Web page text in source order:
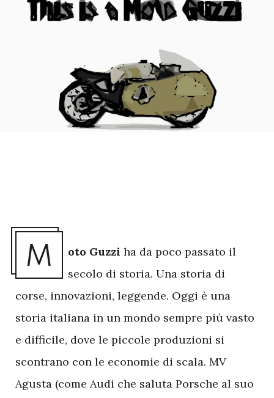
M oto Guzzi ha da poco passato il
secolo di storia. Una storia di
corse, innovazioni, leggende. Oggi è una
storia italiana in un mondo sempre più vasto
e difficile, dove le piccole produzioni si
scontrano con le economie di scala. MV
Agusta (come Audi che saluta Porsche al suo